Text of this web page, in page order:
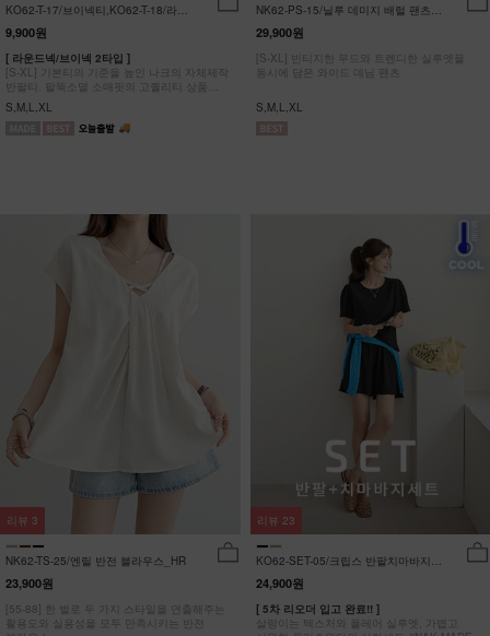
KO62-T-17/브이넥티,KO62-T-18/라운
드티_YN
9,900원
[ 라운드넥/브이넥 2타입 ]
[S-XL] 기본티의 기준을 높인 나크의 자체제작
반팔티. 팔뚝소멸 소매핏의 고퀄리티 상품
#NAK MADE.
S,M,L,XL
NK62-PS-15/닐루 데미지 배럴 팬츠
29,900원
[S-XL] 빈티지한 무드와 트렌디한 실루엣을
동시에 담은 와이드 데님 팬츠
S,M,L,XL
NK62-TS-25/엔릴 반전 블라우스_HR
23,900원
[55-88] 한 벌로 두 가지 스타일을 연출해주는
활용도와 실용성을 모두 만족시키는 반전
리뷰 3
KO62-SET-05/크립스 반팔치마바지세
트_HR
24,900원
[ 5차 리오더 입고 완료!! ]
살랑이는 텍스처와 플레어 실루엣, 가볍고
리뷰 23